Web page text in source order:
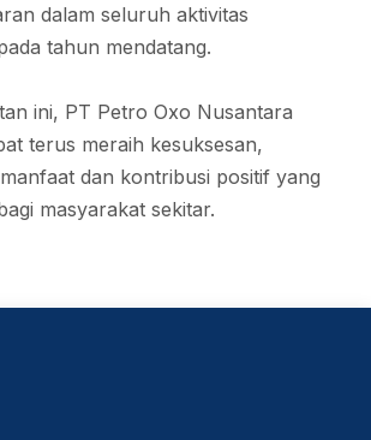
dalam seluruh aktivitas
tahun mendatang.
ini, PT Petro Oxo Nusantara
terus meraih kesuksesan,
dan kontribusi positif yang
masyarakat sekitar.